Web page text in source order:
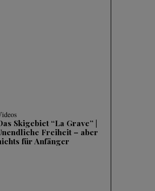
Skigebiet “La Grave” |
Freiheit – aber
für Anfänger